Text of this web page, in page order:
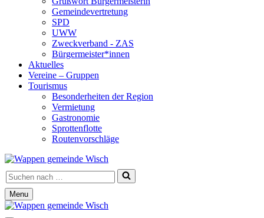
Gemeindevertretung
SPD
UWW
Zweckverband - ZAS
Bürgermeister*innen
Aktuelles
Vereine – Gruppen
Tourismus
Besonderheiten der Region
Vermietung
Gastronomie
Sprottenflotte
Routenvorschläge
Suchen
nach …
Menu
Navigationsmenü